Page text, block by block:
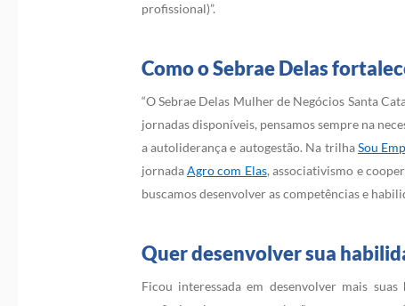
profissional)”.
Como o Sebrae Delas
“O Sebrae Delas Mulher de Negócios Santa
jornadas disponíveis, pensamos sempre na
a autoliderança e autogestão. Na trilhaSou
jornadaAgro com Elas, associativismo e
buscamos desenvolver as competências e
Quer desenvolver sua
Ficou interessada em desenvolver mais